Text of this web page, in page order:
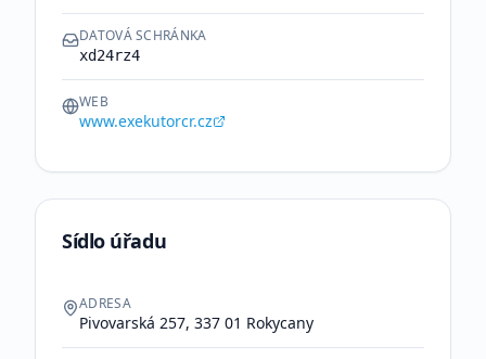
DATOVÁ SCHRÁNKA
xd24rz4
WEB
www.exekutorcr.cz
Sídlo úřadu
ADRESA
Pivovarská 257, 337 01 Rokycany